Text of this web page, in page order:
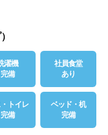
濯機
完備
社員食堂
あり
トイレ
完備
ベッド・机
完備